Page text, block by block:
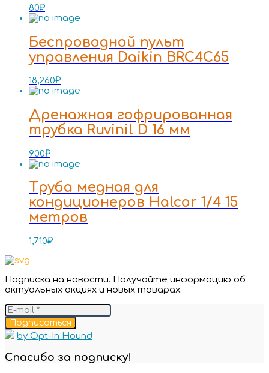
80₽
Беспроводной пульт
управления Daikin BRC4C65
18,260₽
Дренажная гофрированная
трубка Ruvinil D 16 мм
900₽
Труба медная для
кондиционеров Halcor 1/4 15
метров
1,710₽
Подписка на новости. Получайте информацию об
актуальных акциях и новых товарах.
Подписаться
by Opt-In Hound
Спасибо за подписку!